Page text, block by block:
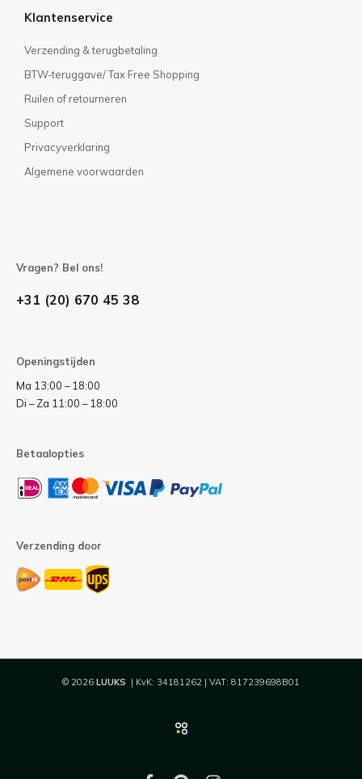
Klantenservice
Verzending & terugbetaling
BTW-teruggave/ Tax Free Shopping
Ruilen of retourneren
Support
Privacyverklaring
Algemene voorwaarden
Vragen? Bel ons!
+31 (20) 670 45 38
Openingstijden
Ma 13:00 – 18:00
Di – Za 11:00 – 18:00
Betaalopties
Verzending door
© 2026 LUUKS | KvK: 34181262 | VAT: 817239698B01